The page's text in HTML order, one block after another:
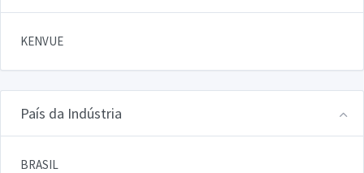
KENVUE
País da Indústria
BRASIL